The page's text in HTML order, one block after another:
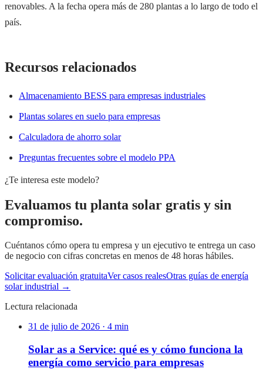
renovables. A la fecha opera más de 280 plantas a lo largo de todo el
país.
Recursos relacionados
Almacenamiento BESS para empresas industriales
Plantas solares en suelo para empresas
Calculadora de ahorro solar
Preguntas frecuentes sobre el modelo PPA
¿Te interesa este modelo?
Evaluamos tu planta solar gratis y sin
compromiso.
Cuéntanos cómo opera tu empresa y un ejecutivo te entrega un caso
de negocio con cifras concretas en menos de 48 horas hábiles.
Solicitar evaluación gratuitaVer casos realesOtras guías de energía
solar industrial →
Lectura relacionada
31 de julio de 2026 · 4 min
Solar as a Service: qué es y cómo funciona la
energía como servicio para empresas